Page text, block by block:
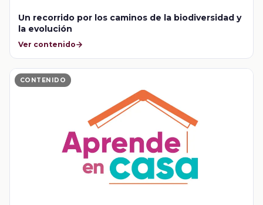
Un recorrido por los caminos de la biodiversidad y
la evolución
Ver contenido
CONTENIDO